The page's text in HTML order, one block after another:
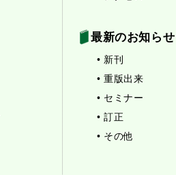
最新のお知らせ
• 新刊
• 重版出来
• セミナー
• 訂正
• その他